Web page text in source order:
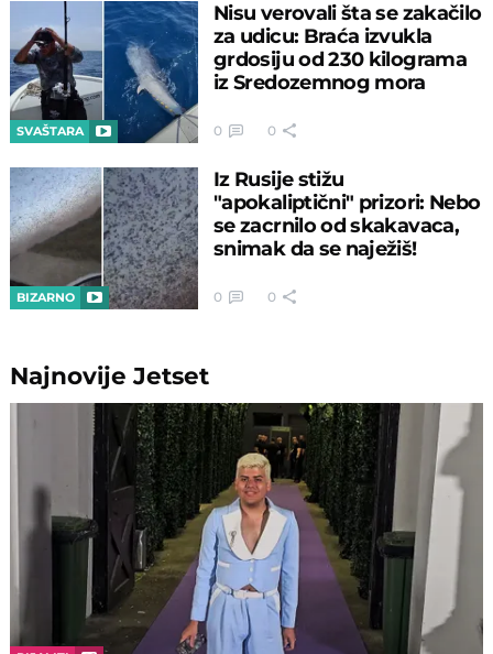
SVAŠTARA
Nisu verovali šta se zakačilo
za udicu: Braća izvukla
grdosiju od 230 kilograma
iz Sredozemnog mora
0 0
BIZARNO
Iz Rusije stižu
"apokaliptični" prizori: Nebo
se zacrnilo od skakavaca,
snimak da se naježiš!
0 0
NajnovijeJetset